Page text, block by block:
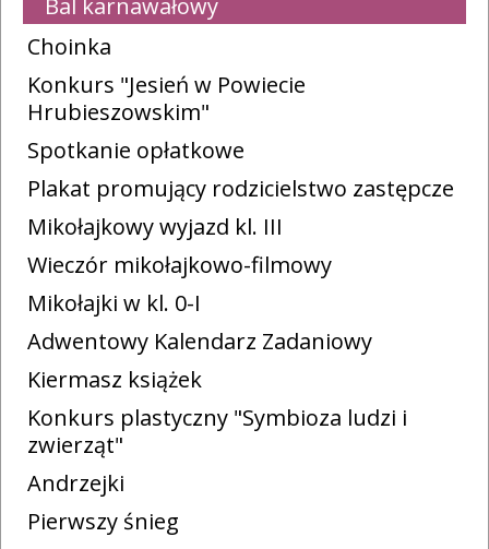
Bal karnawałowy
Choinka
Konkurs "Jesień w Powiecie
Hrubieszowskim"
Spotkanie opłatkowe
Plakat promujący rodzicielstwo zastępcze
Mikołajkowy wyjazd kl. III
Wieczór mikołajkowo-filmowy
Mikołajki w kl. 0-I
Adwentowy Kalendarz Zadaniowy
Kiermasz książek
Konkurs plastyczny "Symbioza ludzi i
zwierząt"
Andrzejki
Pierwszy śnieg